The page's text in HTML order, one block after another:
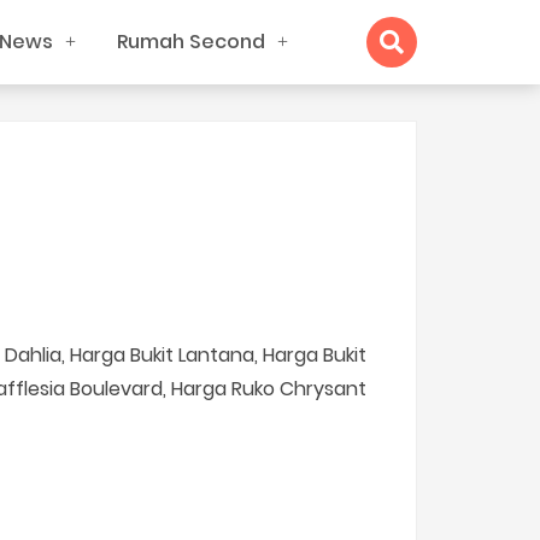
News Rumah Second
Harga Bukit Lantana, Harga Bukit
Boulevard, Harga Ruko Chrysant